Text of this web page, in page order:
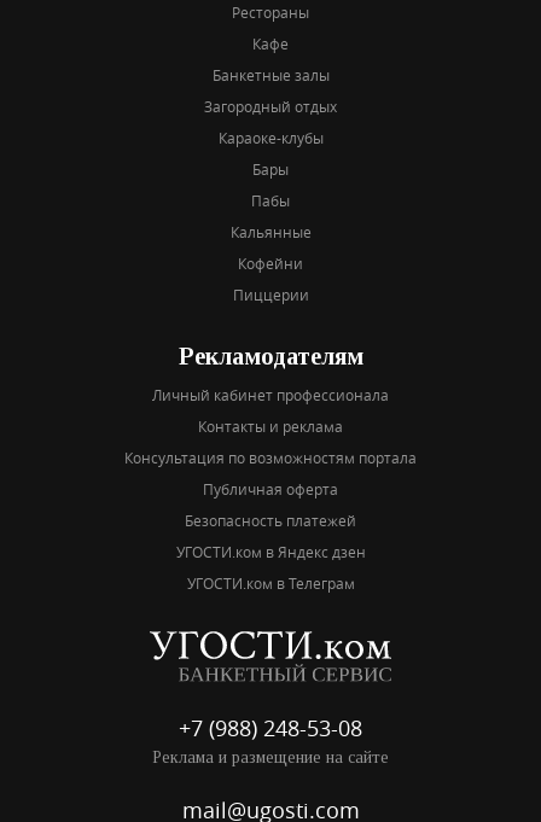
Рестораны
Кафе
Банкетные залы
Загородный отдых
Караоке-клубы
Бары
Пабы
Кальянные
Кофейни
Пиццерии
Рекламодателям
Личный кабинет профессионала
Контакты и реклама
Консультация по возможностям портала
Публичная оферта
Безопасность платежей
УГОСТИ.ком в Яндекс дзен
УГОСТИ.ком в Телеграм
+7 (988) 248-53-08
Реклама и размещение на сайте
mail@ugosti.com